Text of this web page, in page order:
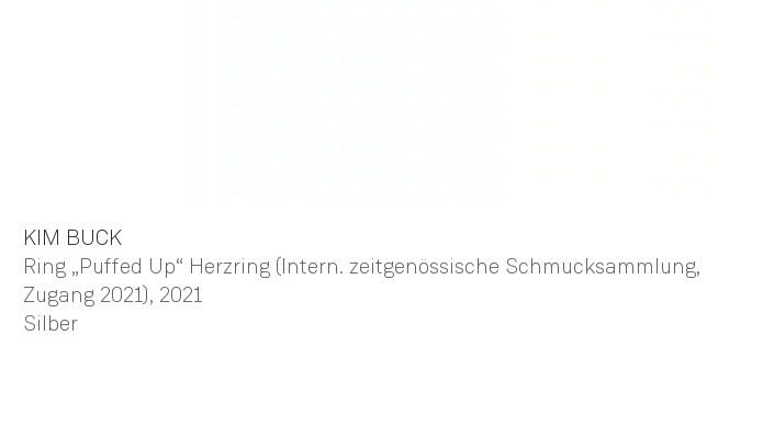
KIM BUCK
Ring „Puffed Up“ Herzring (Intern. zeitgenössische Schmucksammlung,
Zugang 2021), 2021
Silber